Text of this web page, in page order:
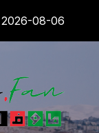
2026-08-06